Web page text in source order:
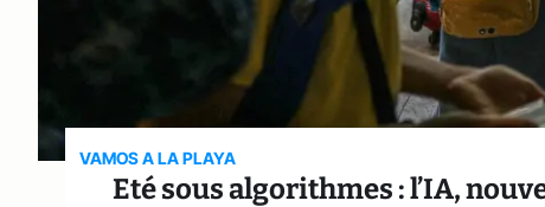
VAMOS A LA PLAYA
Eté sous algorithmes : l’IA,